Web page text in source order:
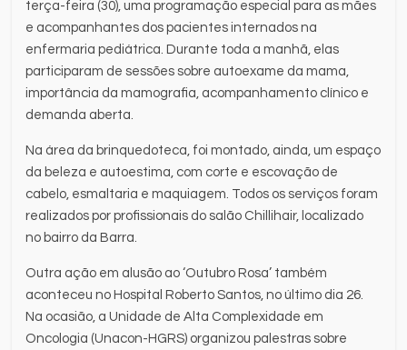
terça-feira (30), uma programação especial para as mães
e acompanhantes dos pacientes internados na
enfermaria pediátrica. Durante toda a manhã, elas
participaram de sessões sobre autoexame da mama,
importância da mamografia, acompanhamento clínico e
demanda aberta.
Na área da brinquedoteca, foi montado, ainda, um espaço
da beleza e autoestima, com corte e escovação de
cabelo, esmaltaria e maquiagem. Todos os serviços foram
realizados por profissionais do salão Chillihair, localizado
no bairro da Barra.
Outra ação em alusão ao ‘Outubro Rosa’ também
aconteceu no Hospital Roberto Santos, no último dia 26.
Na ocasião, a Unidade de Alta Complexidade em
Oncologia (Unacon-HGRS) organizou palestras sobre